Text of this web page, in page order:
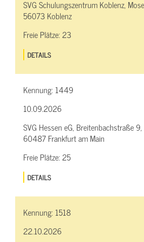
SVG Schulungszentrum Koblenz,
56073 Koblenz
Freie Plätze:23
DETAILS
Kennung: 1449
10.09.2026
SVG Hessen eG, Breitenbachstraße 9,
60487 Frankfurt am Main
Freie Plätze:25
DETAILS
Kennung: 1518
22.10.2026